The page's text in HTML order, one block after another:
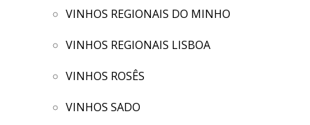
VINHOS REGIONAIS DO MINHO
VINHOS REGIONAIS LISBOA
VINHOS ROSÊS
VINHOS SADO